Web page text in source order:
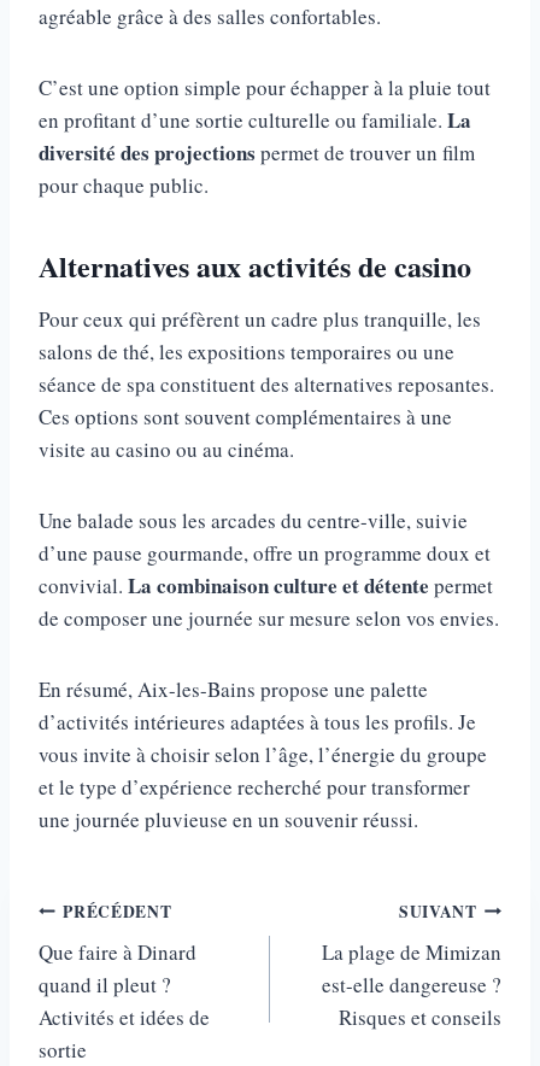
agréable grâce à des salles confortables.
C’est une option simple pour échapper à la pluie tout
en profitant d’une sortie culturelle ou familiale. La
diversité des projections permet de trouver un film
pour chaque public.
Alternatives aux activités de casino
Pour ceux qui préfèrent un cadre plus tranquille, les
salons de thé, les expositions temporaires ou une
séance de spa constituent des alternatives reposantes.
Ces options sont souvent complémentaires à une
visite au casino ou au cinéma.
Une balade sous les arcades du centre-ville, suivie
d’une pause gourmande, offre un programme doux et
convivial. La combinaison culture et détente permet
de composer une journée sur mesure selon vos envies.
En résumé, Aix-les-Bains propose une palette
d’activités intérieures adaptées à tous les profils. Je
vous invite à choisir selon l’âge, l’énergie du groupe
et le type d’expérience recherché pour transformer
une journée pluvieuse en un souvenir réussi.
Navigation
de
l’article
PRÉCÉDENT
Que faire à Dinard
quand il pleut ?
Activités et idées de
sortie
SUIVANT
La plage de Mimizan
est-elle dangereuse ?
Risques et conseils